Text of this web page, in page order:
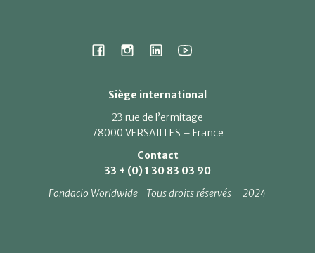
Siège international
23 rue de l’ermitage
78000 VERSAILLES – France
Contact
33 + (0) 1 30 83 03 90
Fondacio Worldwide- Tous droits réservés – 2024